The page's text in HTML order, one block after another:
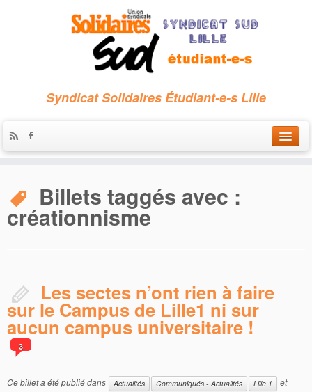
Syndicat Solidaires Étudiant-e-s Lille
Qui sommes-nous ?
Billets taggés avec :
créationnisme
Les sectes n’ont rien à faire
sur le Campus de Lille1 ni sur
aucun campus universitaire !
3
Ce billet a été publié dans Actualités Communiqués - Actualités Lille 1
et